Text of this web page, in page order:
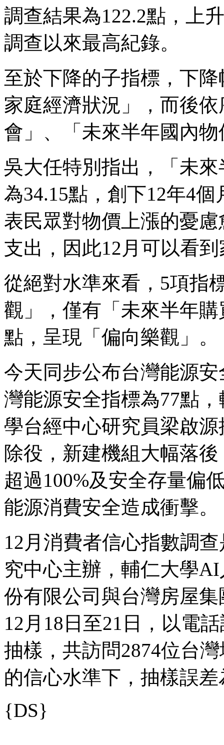
調查結果為122.2點，上
調查以來最高紀錄。
至於下降的子指標，下
家庭經濟狀況」，而後
會」、「未來半年國內
吳大任特別指出，「未
為34.15點，創下12年4
表民眾對物價上漲的憂
支出，因此12月可以看
從絕對水準來看，5項指
觀」，僅有「未來半年
點，呈現「偏向樂觀」。
今天同步公布台灣能源
灣能源安全指標為77點
學台經中心研究員梁啟
除役，新建機組大幅落
超過100%及安全存量偏
能源消費安全造成衝擊。
12月消費者信心指數調
究中心主辦，輔仁大學
份有限公司與台灣房屋
12月18日至21日，以電
抽樣，共訪問2874位台
的信心水準下，抽樣誤
{DS}